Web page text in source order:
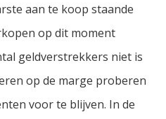
aan te koop staande
op dit moment
geldverstrekkers niet is
op de marge proberen
voor te blijven. In de